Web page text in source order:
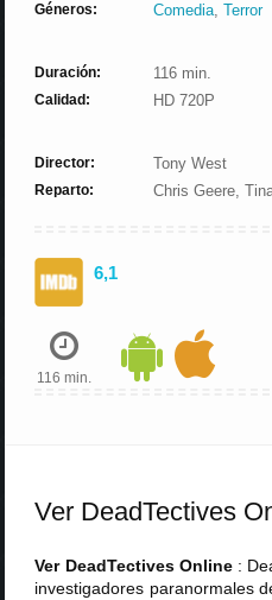
Géneros: Comedia,Terror
Duración: 116 min.
Calidad: HD 720P
Director: Tony West
Reparto: Chris Geere,
6,1
116 min.
Ver DeadTectives
Ver DeadTectives Online :
investigadores paranormales